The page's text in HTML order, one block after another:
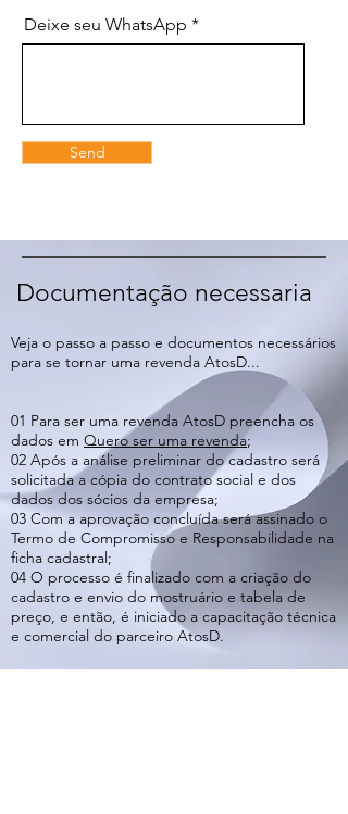
Deixe seu WhatsApp
Send
Documentação necessaria
Veja o passo a passo e documentos necessários
para se tornar uma revenda AtosD...
01 Para ser uma revenda AtosD preencha os
dados em Quero ser uma revenda;
02 Após a análise preliminar do cadastro será
solicitada a cópia do contrato social e dos
dados dos sócios da empresa;
03 Com a aprovação concluída será assinado o
Termo de Compromisso e Responsabilidade na
ficha cadastral;
04 O processo é finalizado com a criação do
cadastro e envio do mostruário e tabela de
preço, e então, é iniciado a capacitação técnica
e comercial do parceiro AtosD.